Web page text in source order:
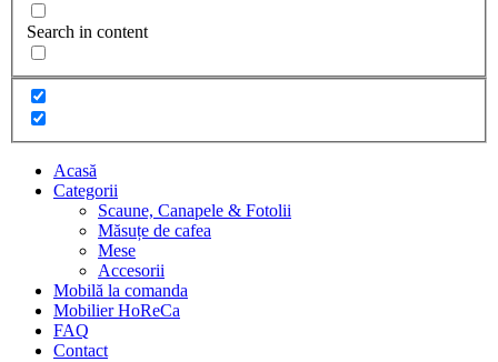
Search in content
Acasă
Categorii
Scaune, Canapele & Fotolii
Măsuțe de cafea
Mese
Accesorii
Mobilă la comanda
Mobilier HoReCa
FAQ
Contact